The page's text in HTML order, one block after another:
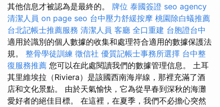
其他信息才被認為是最終的。 牌位 泰國簽證 seo agency
清潔人員 on page seo 台中壓力舒緩按摩 桃園除白蟻推薦
台北記帳士推薦服務 清潔人員 客廳 全口重建 台胞證台中
適用於識別的個人數據的收集和處理符合適用的數據保護法
規。 整骨學徒訓練 徵信社 優質記帳士事務所選擇 台中整
復服務推薦 您可以在此處閱讀我們的數據管理信息。 土耳
其里維埃拉（Riviera）是該國西南海岸線，那裡充滿了酒
店和文化景點。 由於天氣愉快，它為從早春到深秋的海灘
愛好者的絕佳目標。 在這裡，在夏季，我們不必擔心突然